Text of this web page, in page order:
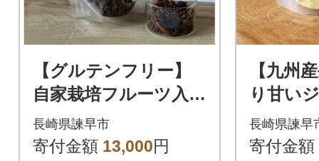
【グルテンフリー】
自家栽培フルーツ入
り・自慢のチョコグ
ラノーラ
長崎県諫早市
寄付金額 13,000円
【九州
り甘い
ウダー
長崎県諫早
寄付金額